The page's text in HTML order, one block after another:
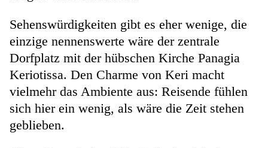
Sehenswürdigkeiten gibt es eher wenige, die
einzige nennenswerte wäre der zentrale
Dorfplatz mit der hübschen Kirche Panagia
Keriotissa. Den Charme von Keri macht
vielmehr das Ambiente aus: Reisende fühlen
sich hier ein wenig, als wäre die Zeit stehen
geblieben.